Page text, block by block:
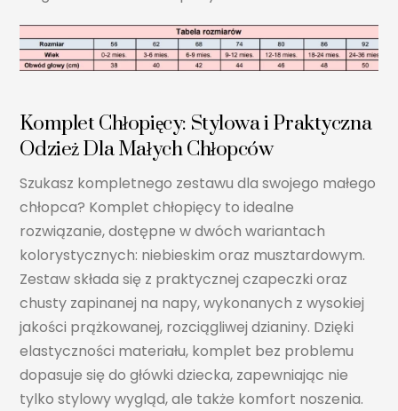
Komplet Chłopięcy: Stylowa i Praktyczna
Odzież Dla Małych Chłopców
Szukasz kompletnego zestawu dla swojego małego
chłopca? Komplet chłopięcy to idealne
rozwiązanie, dostępne w dwóch wariantach
kolorystycznych: niebieskim oraz musztardowym.
Zestaw składa się z praktycznej czapeczki oraz
chusty zapinanej na napy, wykonanych z wysokiej
jakości prążkowanej, rozciągliwej dzianiny. Dzięki
elastyczności materiału, komplet bez problemu
dopasuje się do główki dziecka, zapewniając nie
tylko stylowy wygląd, ale także komfort noszenia.